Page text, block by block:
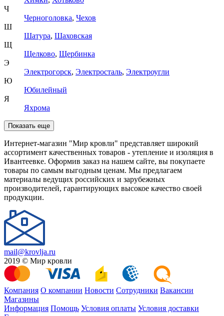
Ч
Черноголовка, Чехов
Ш
Шатура, Шаховская
Щ
Щелково, Щербинка
Э
Электрогорск, Электросталь, Электроугли
Ю
Юбилейный
Я
Яхрома
Показать еще
Интернет-магазин "Мир кровли" представляет широкий
ассортимент качественных товаров - утепление и изоляция в
Ивантеевке. Оформив заказ на нашем сайте, вы покупаете
товары по самым выгодным ценам. Мы предлагаем
материалы ведущих российских и зарубежных
производителей, гарантирующих высокое качество своей
продукции.
mail@krovlja.ru
2019 © Мир кровли
Компания О компании Новости Сотрудники Вакансии
Магазины
Информация Помощь Условия оплаты Условия доставки